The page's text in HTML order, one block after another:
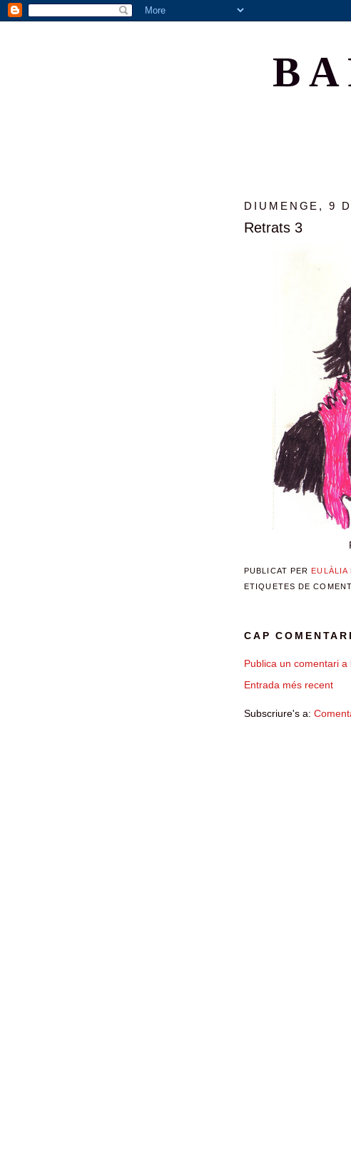
DIUMENGE, 9
Retrats 3
PUBLICAT PER EULÀLIA
ETIQUETES DE
CAP
Publica un comentari a
Entrada més recent
Subscriure's a: